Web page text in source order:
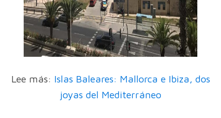
Lee más: Islas Baleares: Mallorca e Ibiza, dos
joyas del Mediterráneo